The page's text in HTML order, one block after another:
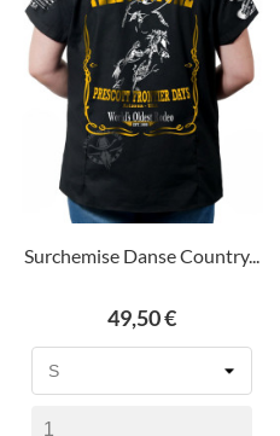
Surchemise Danse Country...
Prix
49,50 €